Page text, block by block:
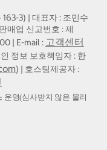
3) | 대표자 : 조민수
매업 신고번호 : 제
| E-mail : 고객센터
정보 보호책임자 : 한
) | 호스팅제공자 :
운영(심사받지 않은 물리